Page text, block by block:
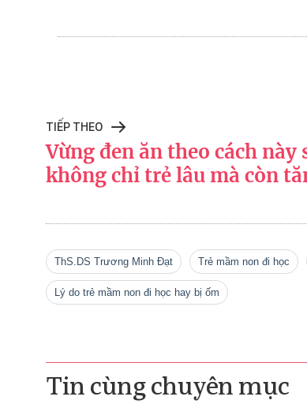
TIẾP THEO
Vừng đen ăn theo cách
không chỉ trẻ lâu mà còn
ThS.DS Trương Minh Đạt trẻ mầm non đi học
lý do trẻ mầm non đi học hay bị ốm
Tin cùng chuyên mục